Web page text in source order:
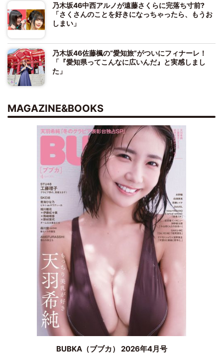
乃木坂46中西アルノが遠藤さくらに完落ち寸前?
「さくさんのことを好きになっちゃったら、もうお
しまい」
乃木坂46佐藤楓の“愛知旅”がついにフィナーレ！
「『愛知県ってこんなに広いんだ』と実感しまし
た」
MAGAZINE&BOOKS
BUBKA（ブブカ） 2026年4月号